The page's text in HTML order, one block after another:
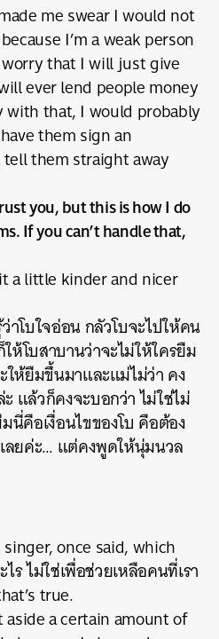
me swear I would not
I’m a weak person
that I will just give
ever lend people money
with that, I would probably
them sign an
them straight away
you, but this is how I do
If you can’t handle that,
a little kinder and nicer
โบใจอ่อน กลัวโบจะไปให้คน
โบสาบานว่าจะไม่ให้ใครยืม
ให้ยืมขึ้นมาและแม่ไม่ว่า คง
แล้วก็คงจะบอกว่า ไม่ใช่ไม่
นี่คือเงื่อนไขของโบ คือต้อง
ลยค่ะ… แต่คงพูดให้นุ่มนวล
once said, which
ไร ไม่ใช่เพื่อช่วยเหลือคนที่เรา
true.
a certain amount of